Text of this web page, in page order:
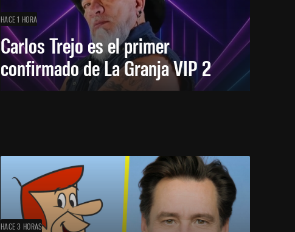
HACE 1 HORA
Carlos Trejo es el primer
confirmado de La Granja VIP 2
HACE 3 HORAS